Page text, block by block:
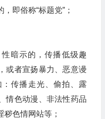
即俗称“标题党”；
暗示的，传播低级趣
或者宣扬暴力、恶意谩
传播走光、偷拍、露
情色动漫、非法性药品
秽色情网站等；